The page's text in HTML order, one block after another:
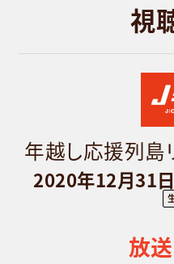
視
年越し応援列
2020年12月31
放